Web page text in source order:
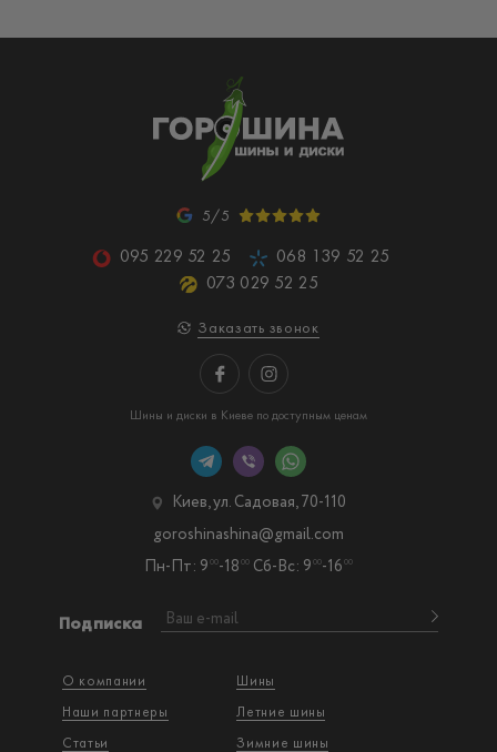
5/5
095 229 52 25
068 139 52 25
073 029 52 25
Заказать звонок
Шины и диски в Киеве по доступным ценам
О компании
Наши партнеры
Статьи
Шины
Летние шины
Зимние шины
Подписка
Киев, ул. Садовая, 70-110
Пн-Пт: 9 00-18 00 Сб-Вс: 9 00-16 00
goroshinashina@gmail.com